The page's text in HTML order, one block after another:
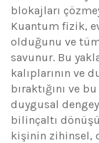
blokajları
Kuantum fizik,
olduğunu ve
savunur. Bu
kalıplarının ve
bıraktığını ve
duygusal
bilinçaltı
kişinin zihinsel,